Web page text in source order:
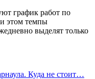
график работ по
этом темпы
выделят только
Куда не стоит…